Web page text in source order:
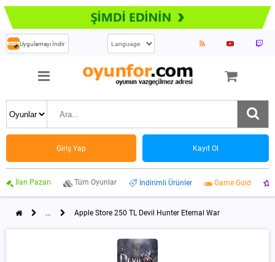
Uygulamayı İndir
Giriş Yap Kayıt Ol
İlan Pazarı Tüm Oyunlar İndirimli Ürünler Game Gold
... Apple Store 250 TL Devil Hunter Eternal War